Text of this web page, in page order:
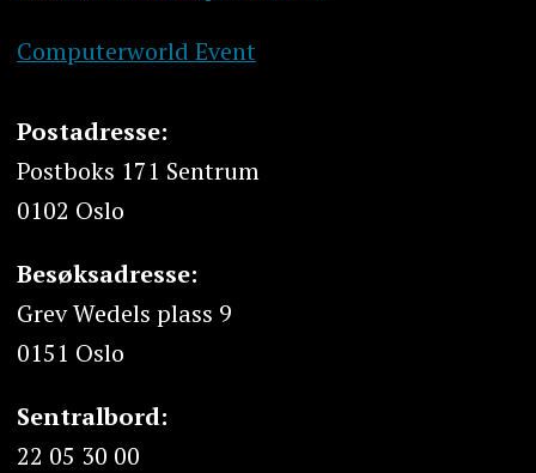
Computerworld Event
Postadresse:
Postboks 171 Sentrum
0102 Oslo
Besøksadresse:
Grev Wedels plass 9
0151 Oslo
Sentralbord:
22 05 30 00